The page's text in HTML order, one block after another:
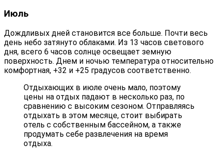
Июль
Дождливых дней становится все больше. Почти весь
день небо затянуто облаками. Из 13 часов светового
дня, всего 6 часов солнце освещает земную
поверхность. Днем и ночью температура относительно
комфортная, +32 и +25 градусов соответственно.
Отдыхающих в июле очень мало, поэтому
цены на отдых падают в несколько раз, по
сравнению с высоким сезоном. Отправляясь
отдыхать в этом месяце, стоит выбирать
отель с собственным бассейном, а также
продумать себе развлечения на время
отдыха.